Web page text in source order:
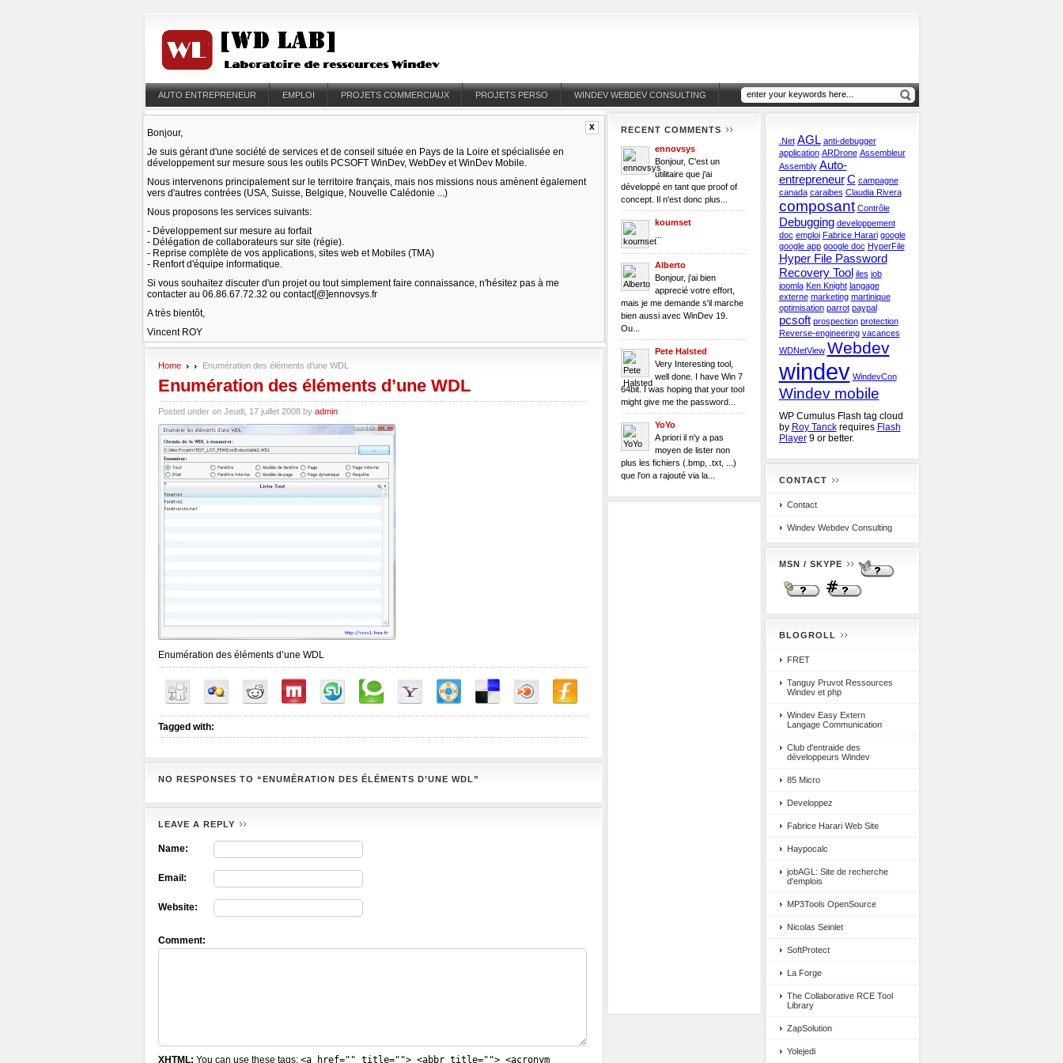
AUTO ENTREPRENEUR EMPLOI PROJETS COMMERCIAUX PROJETS PERSO WINDEV WEBDEV CONSULTING
x
Bonjour,
Je suis gérant d'une société de services et de conseil située en Pays de la Loire et spécialisée en
développement sur mesure sous les outils PCSOFT WinDev, WebDev et WinDev Mobile.
Nous intervenons principalement sur le territoire français, mais nos missions nous amènent également
vers d'autres contrées (USA, Suisse, Belgique, Nouvelle Calédonie ...)
Nous proposons les services suivants:
- Développement sur mesure au forfait
- Délégation de collaborateurs sur site (régie).
- Reprise complète de vos applications, sites web et Mobiles (TMA)
- Renfort d'équipe informatique.
Si vous souhaitez discuter d'un projet ou tout simplement faire connaissance, n'hésitez pas à me
contacter au 06.86.67.72.32 ou contact[@]ennovsys.fr
A très bientôt,
Vincent ROY
Home Enumération des éléments d’une WDL
Enumération des éléments d’une WDL
Posted under on Jeudi, 17 juillet 2008 by admin
Enumération des éléments d’une WDL
Tagged with:
NO RESPONSES TO “ENUMÉRATION DES ÉLÉMENTS D’UNE WDL”
LEAVE A REPLY
Name:
Email:
Website:
Comment:
XHTML: You can use these tags: <a href="" title=""> <abbr title=""> <acronym
RECENT COMMENTS
ennovsys
Bonjour, C'est un
utilitaire que j'ai
développé en tant que proof of
concept. Il n'est donc plus...
koumset
Alberto
Bonjour, j'ai bien
apprecié votre effort,
mais je me demande s'il marche
bien aussi avec WinDev 19.
Ou...
Pete Halsted
Very Interesting tool,
well done. I have Win 7
64bit. I was hoping that your tool
might give me the password...
YoYo
A priori il n'y a pas
moyen de lister non
plus les fichiers (.bmp, .txt, ...)
que l'on a rajouté via la...
.Net AGL anti-debugger
application ARDrone Assembleur
Assembly Auto-
entrepreneur C campagne
canada caraibes Claudia Rivera
composant Contrôle
Debugging developpement
doc emploi Fabrice Harari google
google app google doc HyperFile
Hyper File Password
Recovery Tool iles job
joomla Ken Knight langage
externe marketing martinique
optimisation parrot paypal
pcsoft prospection protection
Reverse-engineering vacances
WDNetView Webdev
windev WindevCon
Windev mobile
WP Cumulus Flash tag cloud
by Roy Tanckrequires Flash
Player9 or better.
CONTACT
Contact
Windev Webdev Consulting
MSN / SKYPE
BLOGROLL
FRET
Tanguy Pruvot Ressources
Windev et php
Windev Easy Extern
Langage Communication
Club d'entraide des
développeurs Windev
85 Micro
Developpez
Fabrice Harari Web Site
Haypocalc
jobAGL: Site de recherche
d'emplois
MP3Tools OpenSource
Nicolas Seinlet
SoftProtect
La Forge
The Collaborative RCE Tool
Library
ZapSolution
Yolejedi